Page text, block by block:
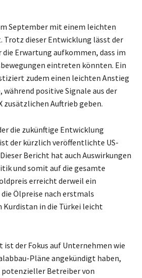
September mit einem leichten
Trotz dieser Entwicklung lässt der
die Erwartung aufkommen, dass im
eintreten könnten. Ein
zudem einen leichten Anstieg
während positive Signale aus der
zusätzlichen Auftrieb geben.
die zukünftige Entwicklung
der kürzlich veröffentlichte US-
Bericht hat auch Auswirkungen
und somit auf die gesamte
erreicht derweil ein
Ölpreise nach erstmals
in die Türkei leicht
ist der Fokus auf Unternehmen wie
Pläne angekündigt haben,
potenzieller Betreiber von